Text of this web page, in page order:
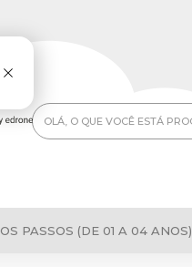
PASSOS (DE 01 A 04 ANOS)